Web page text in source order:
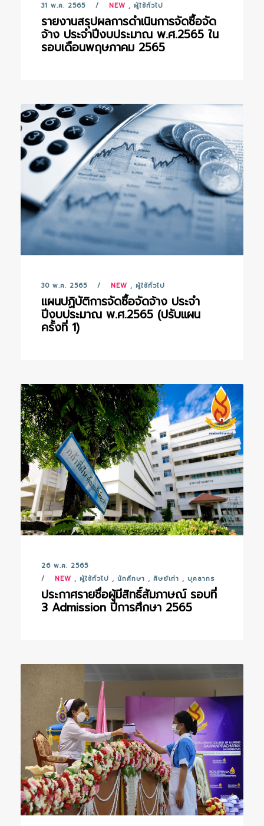
31 พ.ค. 2565 NEW , ผู้ใช้ทั่วไป
รายงานสรุปผลการดำเนินการจัดซื้อจัด
จ้าง ประจำปีงบประมาณ พ.ศ.2565 ใน
รอบเดือนพฤษภาคม 2565
30 พ.ค. 2565 NEW , ผู้ใช้ทั่วไป
แผนปฏิบัติการจัดซื้อจัดจ้าง ประจำ
ปีงบประมาณ พ.ศ.2565 (ปรับแผน
ครั้งที่ 1)
26 พ.ค. 2565
NEW , ผู้ใช้ทั่วไป , นักศึกษา , ศิษย์เก่า , บุคลากร
ประกาศรายชื่อผู้มีสิทธิ์สัมภาษณ์ รอบที่
3 Admission ปีการศึกษา 2565